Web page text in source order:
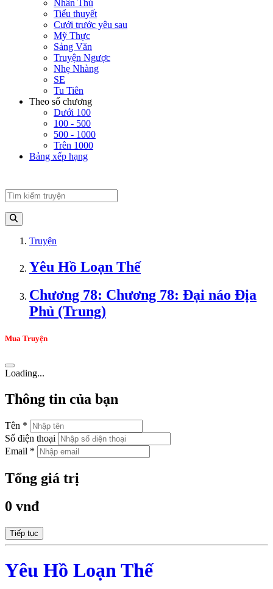
Nhân Thú
Tiểu thuyết
Cưới trước yêu sau
Mỹ Thực
Sảng Văn
Truyện Ngược
Nhẹ Nhàng
SE
Tu Tiên
Theo số chương
Dưới 100
100 - 500
500 - 1000
Trên 1000
Bảng xếp hạng
Truyện
Yêu Hồ Loạn Thế
Chương 78: Chương 78: Đại náo Địa
Phủ (Trung)
Mua Truyện
Loading...
Thông tin của bạn
Tên *
Số điện thoại
Email *
Tổng giá trị
0 vnđ
Tiếp tục
Yêu Hồ Loạn Thế